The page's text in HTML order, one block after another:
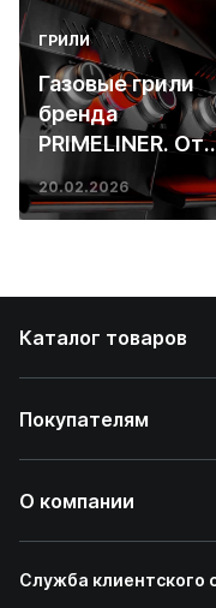
ГРИЛИ
Газовые грили
бренда
PRIMELINER. От
основ
до ресторанных
20.02.2026
Каталог товаров
Покупателям
О компании
Служба клиентского